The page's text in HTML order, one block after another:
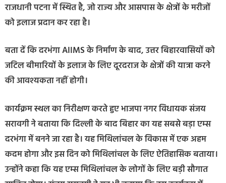
राजधानी पटना में स्थित है, जो राज्य और आसपास के क्षेत्रों के मरीजों
को इलाज प्रदान कर रहा है।
बता दें कि दरभंगा AIIMS के निर्माण के बाद, उत्तर बिहारवासियों को
जटिल बीमारियों के इलाज के लिए दूरदराज के क्षेत्रों की यात्रा करने
की आवश्यकता नहीं होगी।
कार्यक्रम स्थल का निरीक्षण करते हुए भाजपा नगर विधायक संजय
सरावगी ने बताया कि दिल्ली के बाद बिहार का यह सबसे बड़ा एम्स
दरभंगा में बनने जा रहा है। यह मिथिलांचल के विकास में एक अहम
कदम होगा और इस दिन को मिथिलांचल के लिए ऐतिहासिक बताया।
उन्होंने कहा कि यह एम्स मिथिलांचल के लोगों के लिए बड़ी सौगात